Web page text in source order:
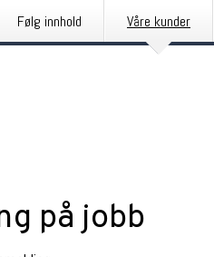
Følg innhold Våre kunder
på jobb